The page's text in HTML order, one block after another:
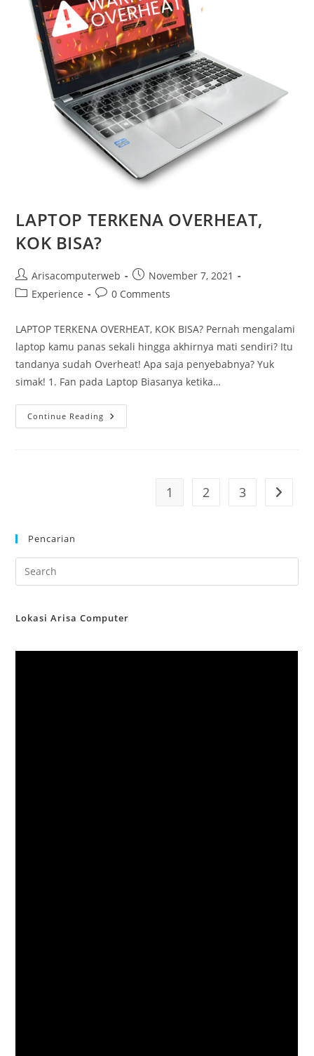
LAPTOP TERKENA OVERHEAT,
KOK BISA?
Post
author:
Arisacomputerweb
Post
published:
November 7, 2021
PostExperience
Post0 Comments
LAPTOP TERKENA OVERHEAT, KOK BISA? Pernah mengalami
laptop kamu panas sekali hingga akhirnya mati sendiri? Itu
tandanya sudah Overheat! Apa saja penyebabnya? Yuk
simak! 1. Fan pada Laptop Biasanya ketika…
Continue Reading LAPTOP
TERKENA
1 2 3 Go to
Pencarian
Lokasi Arisa Computer